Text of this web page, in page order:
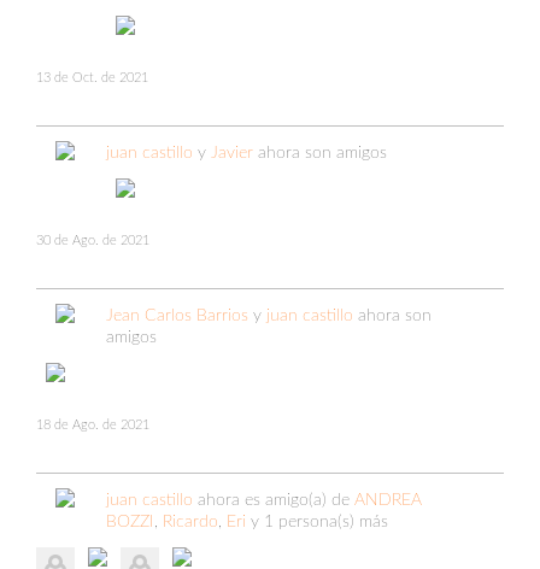
13 de Oct. de 2021
juan castillo y Javier ahora son amigos
30 de Ago. de 2021
Jean Carlos Barrios y juan castillo ahora son
amigos
18 de Ago. de 2021
juan castillo ahora es amigo(a) de ANDREA
BOZZI
Ricardo Eri y 1 persona(s) más